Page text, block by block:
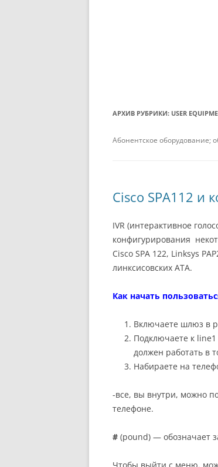
АРХИВ РУБРИКИ: USER
Абонентское оборудование;
Cisco SPA112 и
IVR (интерактивное
конфигурирования
Cisco SPA 122, Linksys
линксисовских АТА.
Как начать
Включаете шлюз в
Подключаете к
должен работать в
Набираете на
-все, вы внутри, можно
телефоне.
# (pound) — обозначает